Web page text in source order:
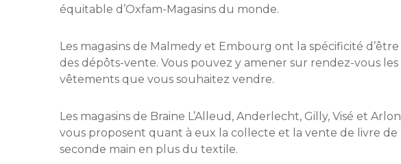
équitable d’Oxfam-Magasins du monde.
Les magasins de Malmedy et Embourg ont la spécificité d’être
des dépôts-vente. Vous pouvez y amener sur rendez-vous les
vêtements que vous souhaitez vendre.
Les magasins de Braine L’Alleud, Anderlecht, Gilly, Visé et Arlon
vous proposent quant à eux la collecte et la vente de livre de
seconde main en plus du textile.